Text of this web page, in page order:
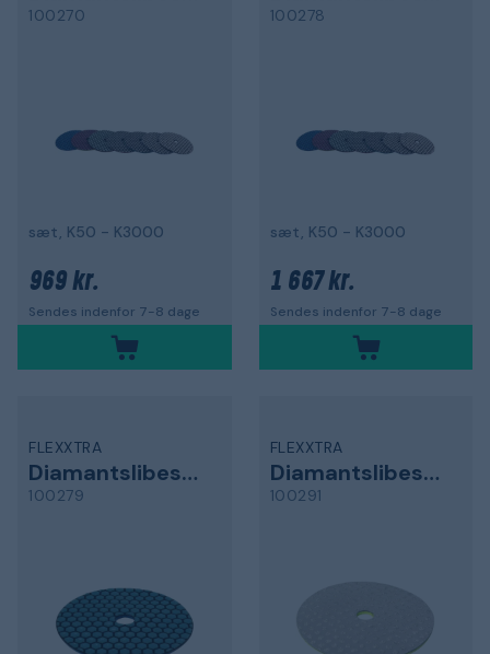
100270
sæt, K50 - K3000
969 kr.
Sendes indenfor 7-8 dage
100278
sæt, K50 - K3000
1 667 kr.
Sendes indenfor 7-8 dage
FLEXXTRA
Diamantslibeskive
100279
FLEXXTRA
Diamantslibeskive
100291